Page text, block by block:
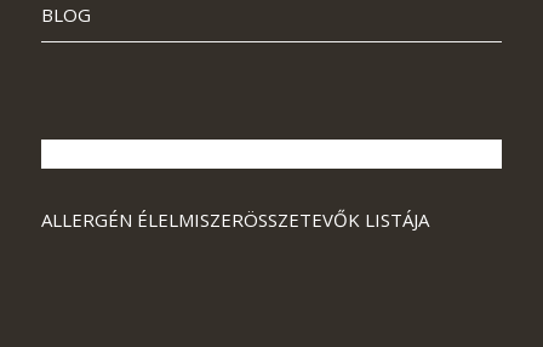
BLOG
ALLERGÉN ÉLELMISZERÖSSZETEVŐK LISTÁJA